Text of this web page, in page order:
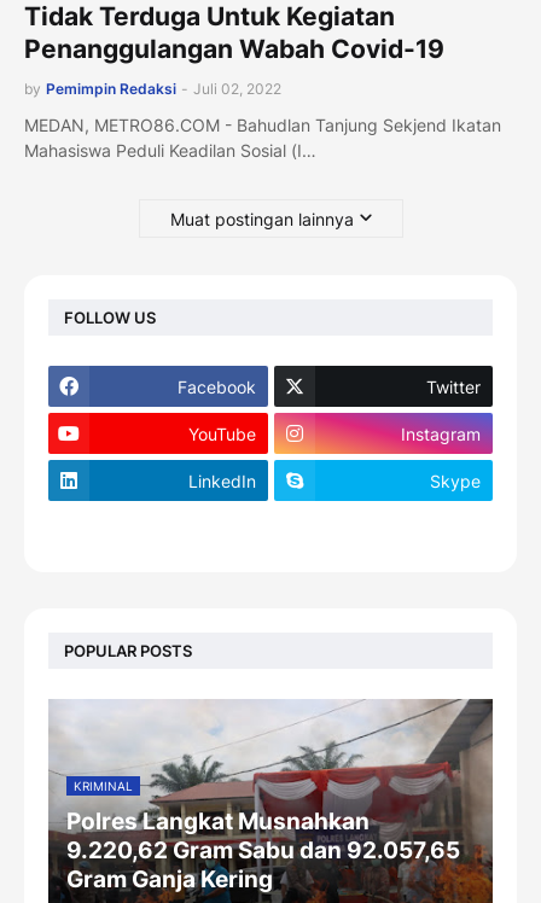
Tidak Terduga Untuk Kegiatan
Penanggulangan Wabah Covid-19
by Pemimpin Redaksi - Juli 02, 2022
MEDAN, METRO86.COM - Bahudlan Tanjung Sekjend Ikatan
Mahasiswa Peduli Keadilan Sosial (I…
Muat postingan lainnya
FOLLOW US
Facebook Twitter
YouTube Instagram
LinkedIn Skype
POPULAR POSTS
KRIMINAL
Polres Langkat Musnahkan
9.220,62 Gram Sabu dan 92.057,65
Gram Ganja Kering